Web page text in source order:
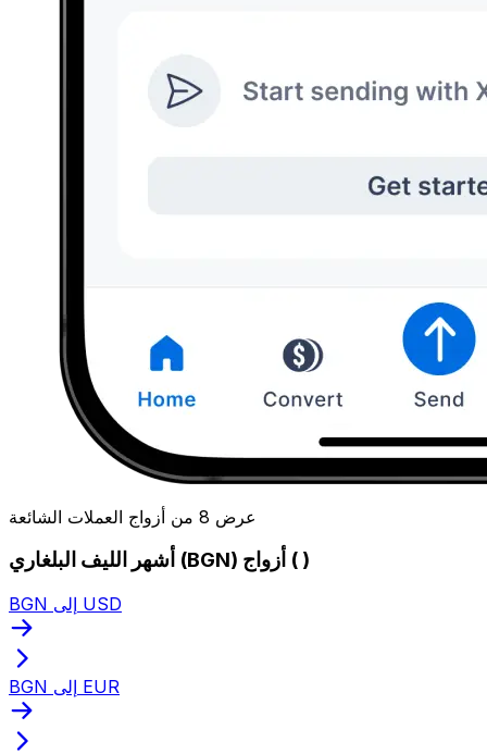
عرض 8 من أزواج العملات الشائعة
أشهر الليف البلغاري (BGN) أزواج ( )
BGN إلى USD
BGN إلى EUR